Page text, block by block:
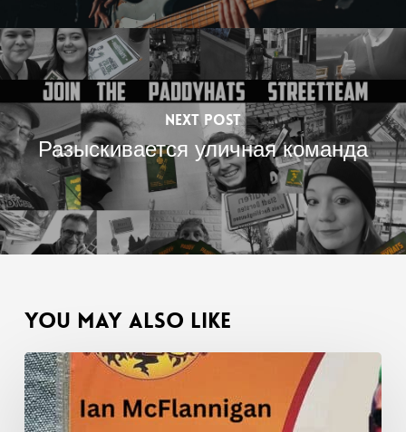
Next Post
Разыскивается уличная команда
You May Also Like
Счастливого
Хэллоуина!